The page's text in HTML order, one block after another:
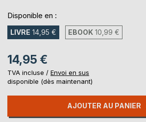
Disponible en :
LIVRE 14,95 € EBOOK 10,99 €
14,95 €
TVA incluse / Envoi en sus
disponible (dès maintenant)
AJOUTER AU PANIER